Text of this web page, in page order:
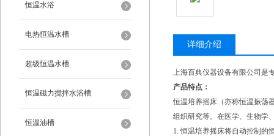
恒温水浴
电热恒温水槽
超级恒温水槽
恒温磁力搅拌水浴槽
恒温油槽
详细介绍
上海百典仪器设备有限公司是
产品特点：
恒温培养摇床（亦称恒温振荡
组织研究等。在医学、生物学
1. 恒温培养摇床将自动控制的